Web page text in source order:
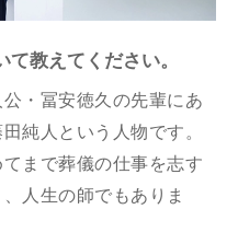
教えてください。
・冨安徳久の先輩にあ
純⼈という⼈物です。
まで葬儀の仕事を志す
⼈⽣の師でもありま